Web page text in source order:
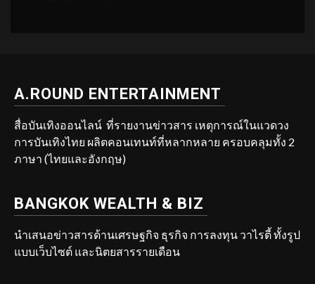
A.ROUND ENTERTAINMENT
สื่อบันเทิงออนไลน์ ที่รายงานข่าวสาร เหตุการณ์ในแวดวง
การบันเทิงไทย ผลิตคอนเทนท์ที่หลากหลาย ครอบคลุมทั้ง 2
ภาษา (ไทยและอังกฤษ)
BANGKOK WEALTH & BIZ
นำเสนอข่าวสารด้านเศรษฐกิจ ธุรกิจ การลงทุน วาไรตี้ ทั้งรูป
แบบเว็บไซต์ และนิตยสารรายเดือน